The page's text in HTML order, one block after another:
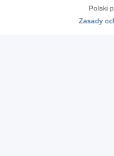
Polski
Zasady